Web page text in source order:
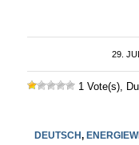
29.
1 Vote(s),
DEUTSCH,